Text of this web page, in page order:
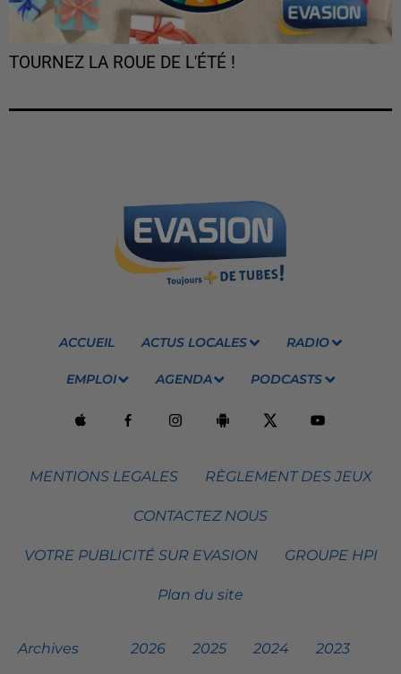
TOURNEZ LA ROUE DE L'ÉTÉ !
ACCUEIL ACTUS LOCALES RADIO
EMPLOI AGENDA PODCASTS
MENTIONS LEGALES RÈGLEMENT DES JEUX
CONTACTEZ NOUS
VOTRE PUBLICITÉ SUR EVASION GROUPE HPI
Plan du site
Archives 2026 2025 2024 2023